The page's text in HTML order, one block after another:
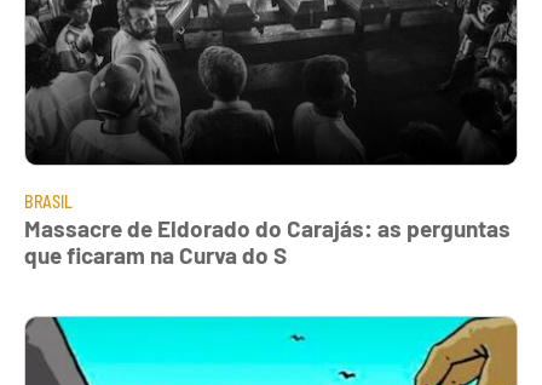
BRASIL
Massacre de Eldorado do Carajás: as perguntas
que ficaram na Curva do S